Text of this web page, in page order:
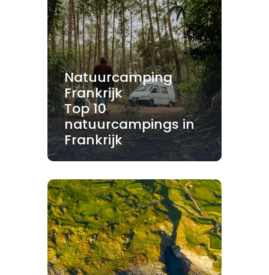
Natuurcamping
Frankrijk
Top 10
natuurcampings in
Frankrijk